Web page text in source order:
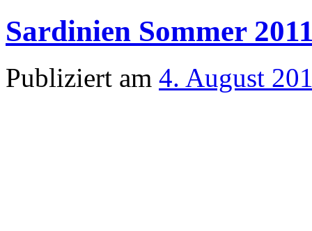
Sardinien Sommer
Publiziert am 4. August